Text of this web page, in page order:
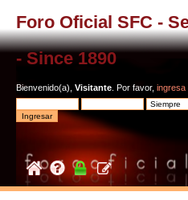
Foro Oficial SFC -
- Since 1890
Bienvenido(a), Visitante . Por favor, ingresa